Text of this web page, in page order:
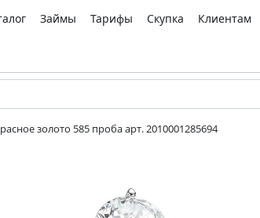
Займы Тарифы Скупка Клиентам
золото 585 проба арт. 2010001285694